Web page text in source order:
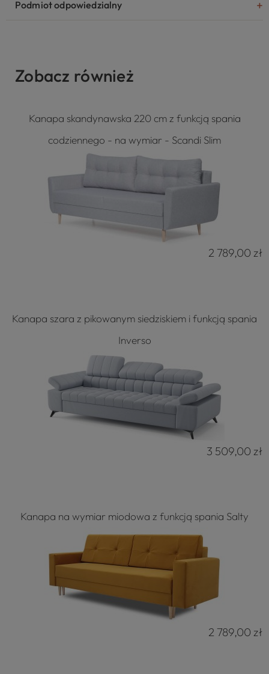
Podmiot odpowiedzialny
Zobacz również
Kanapa skandynawska 220 cm z funkcją spania
codziennego - na wymiar - Scandi Slim
2 789,00 zł
Kanapa szara z pikowanym siedziskiem i funkcją spania
Inverso
3 509,00 zł
Kanapa na wymiar miodowa z funkcją spania Salty
2 789,00 zł